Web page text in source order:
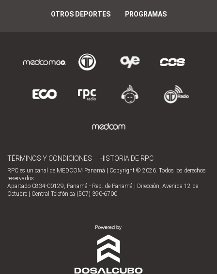
OTROS DEPORTES PROGRAMAS
TÉRMINOS Y CONDICIONES HISTORIA DE RPC
RPC es un canal de MEDCOM Panamá | Copyright © 2026. Todos los derechos
reservados
Apartado 0834-00129, Panamá - Rep. de Panamá | Dirección, Avenida 12 de
Octubre | Central Telefónica (507) 390-6700